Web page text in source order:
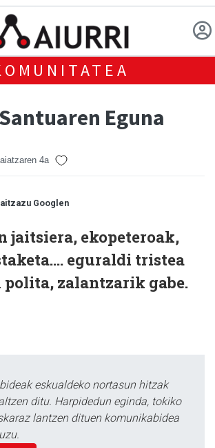
Eguna
4a
Googlen
jaitsiera, ekopeteroak,
eguraldi tristea
polita, zalantzarik gabe.
eskualdeko nortasun hitzak
ditu. Harpidedun eginda, tokiko
lantzen dituen komunikabidea